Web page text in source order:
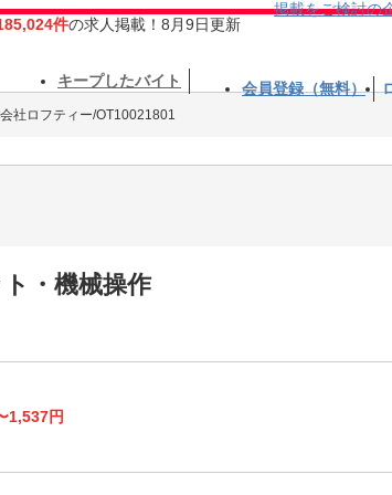
件の求人掲載！8月9日更新
掲載をご検討の
キープしたバイト 会員登録（無料）
社ロフティー/OT10021801
・機械操作
1,537円